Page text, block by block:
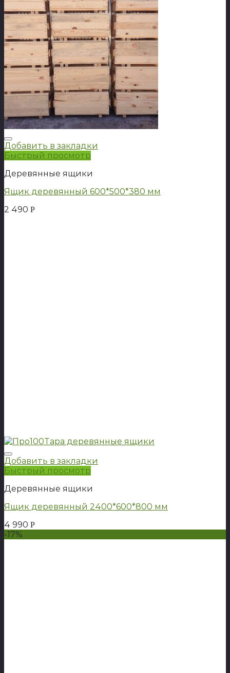
Добавить в закладки
Быстрый просмотр
Деревянные ящики
Ящик деревянный 600*500*380 мм
2 490 Р
Добавить в закладки
Быстрый просмотр
Деревянные ящики
Ящик деревянный 2400*600*800 мм
4 990 Р
-17%